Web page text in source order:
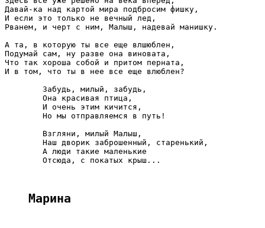
Давай-ка над картой мира подбросим фишку,
И если это только не вечный лед,
Рванем, и черт с ним, Малыш, надевай манишку.
А та, в которую ты все еще влшюблен,
Подумай сам, ну разве она виновата,
Что так хороша собой и притом перната,
И в том, что ты в нее все еще влюблен?
        Забудь, милый, забудь,
        Она красивая птица,
        И очень этим кичится,
        Но мы отправляемся в путь!
        Взгляни, милый Малыш,
        Наш дворик заброшенный, старенький,
        А люди такие маленькие
        Отсюда, с покатых крыш...
Марина